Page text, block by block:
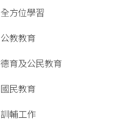
全方位學習
公教教育
德育及公民教育
國民教育
訓輔工作